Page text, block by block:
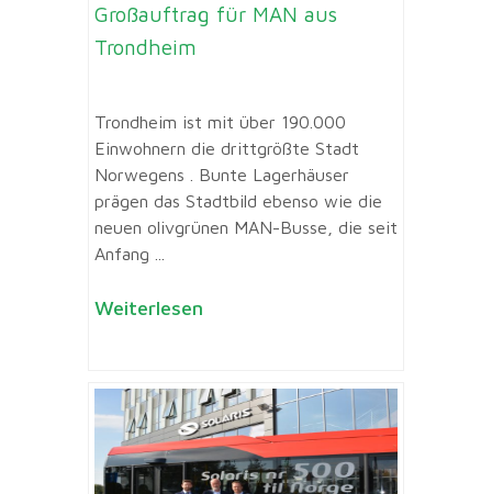
Großauftrag für MAN aus
Trondheim
Trondheim ist mit über 190.000
Einwohnern die drittgrößte Stadt
Norwegens . Bunte Lagerhäuser
prägen das Stadtbild ebenso wie die
neuen olivgrünen MAN-Busse, die seit
Anfang ...
Weiterlesen